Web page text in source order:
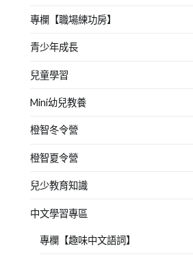
專欄【職場練功房】
青少年成長
兒童學習
Mini幼兒教養
橙智冬令營
橙智夏令營
兒少教育知識
中文學習專區
專欄【趣味中文語詞】